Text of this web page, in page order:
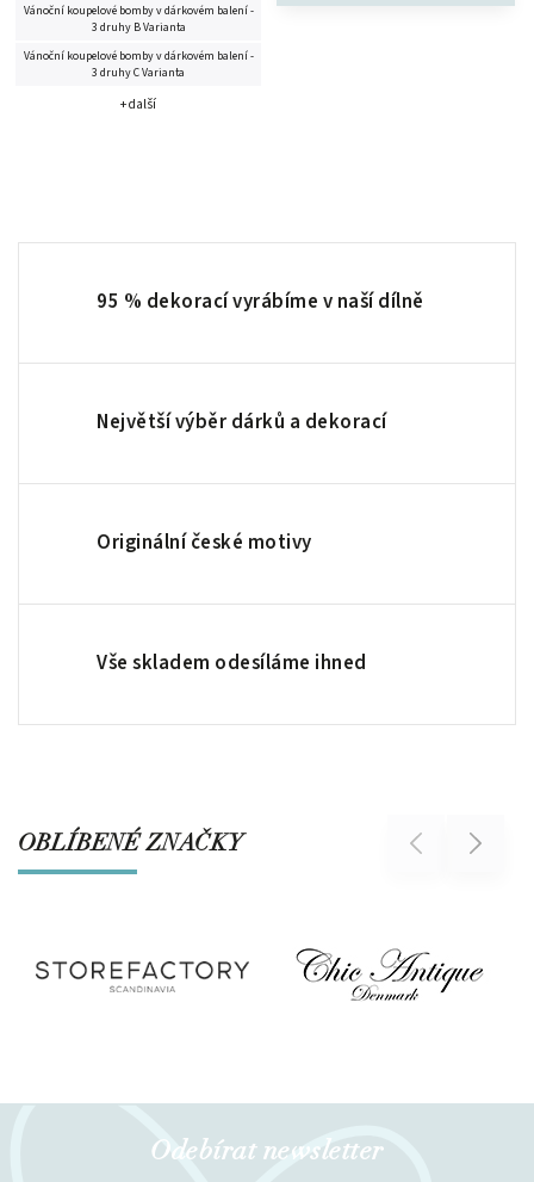
Vánoční koupelové bomby v dárkovém balení -
3 druhy B Varianta
Vánoční koupelové bomby v dárkovém balení -
3 druhy C Varianta
+ další
95 % dekorací vyrábíme v naší dílně
Největší výběr dárků a dekorací
Originální české motivy
Vše skladem odesíláme ihned
OBLÍBENÉ ZNAČKY Previous Next
Odebírat newsletter